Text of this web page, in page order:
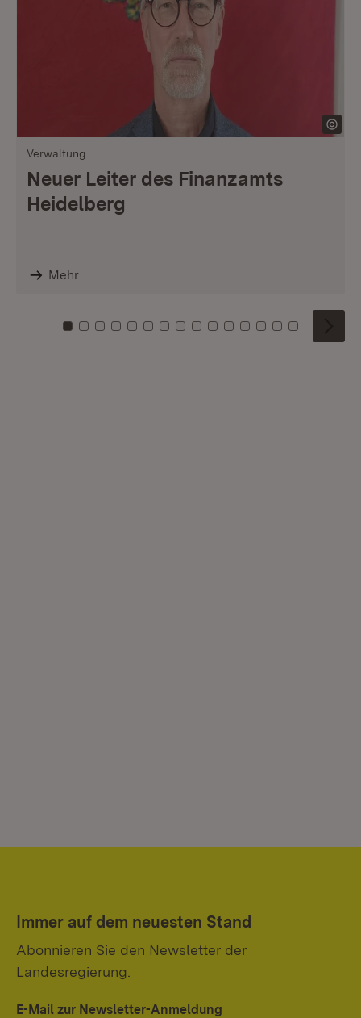
Verwaltung
Neuer Leiter des Finanzamts
Heidelberg
Mehr
Zu Kachel: 0
Zu Kachel: 1
Zu Kachel: 2
Zu Kachel: 3
Zu Kachel: 4
Zu Kachel: 5
Zu Kachel: 6
Zu Kachel: 7
Zu Kachel: 8
Zu Kachel: 9
Zu Kachel: 10
Zu Kachel: 11
Zu Kachel: 12
Zu Kachel:
Zu
Immer auf dem neuesten Stand
Abonnieren Sie den Newsletter der
Landesregierung.
E-Mail zur Newsletter-Anmeldung